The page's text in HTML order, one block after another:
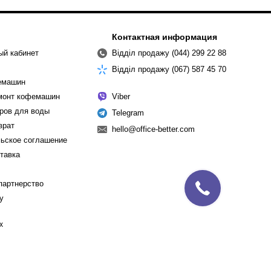
кабинет
кофемашин
для воды
соглашение
Контактная информация
Відділ продажу (044) 299 22 88
Відділ продажу (067) 587 45 70
Viber
Telegram
hello@office-better.com